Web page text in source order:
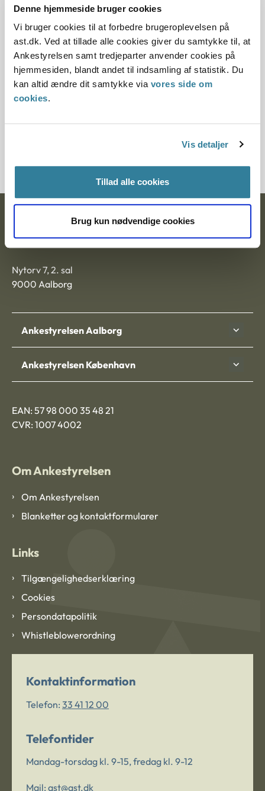
Denne hjemmeside bruger cookies
Vi bruger cookies til at forbedre brugeroplevelsen på
ast.dk. Ved at tillade alle cookies giver du samtykke til, at
Ankestyrelsen samt tredjeparter anvender cookies på
hjemmesiden, blandt andet til indsamling af statistik. Du
kan altid ændre dit samtykke via vores side om
cookies.
Vis detaljer
Tillad alle cookies
Brug kun nødvendige cookies
Der er således et reelt behov for, at adoptanter kan rumme
børn med en anden etnisk oprindelse end dansk.
Nævnet vejledte endelig ansøgerne om muligheden for at
indgive en fornyet ansøgning om godkendelse som
adoptanter, idet ansøgerne i givet fald måtte
sandsynliggøre, at de havde bearbejdet det forløb, de
havde været igennem i forbindelse med, at de fik afslag på
ressourcer, der er nødvendige for at blive godkendt som
Ankestyrelsen
Nytorv 7, 2. sal
9000 Aalborg
Ankestyrelsen Aalborg
Ankestyrelsen København
EAN: 57 98 000 35 48 21
CVR: 1007 4002
Om Ankestyrelsen
Om Ankestyrelsen
Blanketter og kontaktformularer
Links
Tilgængelighedserklæring
Cookies
Persondatapolitik
Whistleblowerordning
Kontaktinformation
Telefon: 33 41 12 00
Telefontider
Mandag-torsdag kl. 9-15, fredag kl. 9-12
Mail: ast@ast.dk